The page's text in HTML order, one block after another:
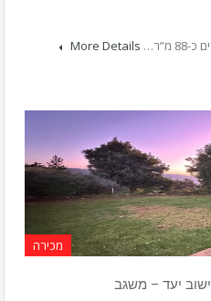
More Details
מכירה